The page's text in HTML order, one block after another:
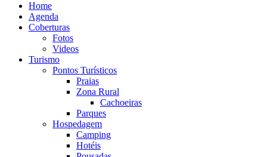
Home
Agenda
Coberturas
Fotos
Videos
Turismo
Pontos Turísticos
Praias
Zona Rural
Cachoeiras
Parques
Hospedagem
Camping
Hotéis